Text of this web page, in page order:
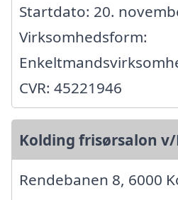
Startdato: 20.
Virksomhedsform:
CVR: 45221946
Kolding frisørsalon
Rendebanen 8, 6000